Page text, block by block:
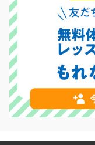
いて紹介いただき
2025年9月6日
【メディア掲載】
ついて紹介いただ
2025年9月1日
【キャンペーン】
2025年8月11日